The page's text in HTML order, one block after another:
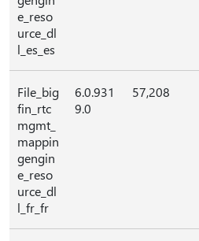
e_reso
urce_dl
l_es_es
File_big
fin_rtc
mgmt_
mappin
gengin
e_reso
urce_dl
l_fr_fr
6.0.931
9.0
57,208